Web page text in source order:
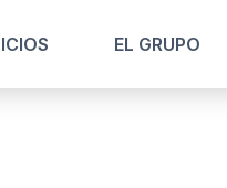
EL GRUPO